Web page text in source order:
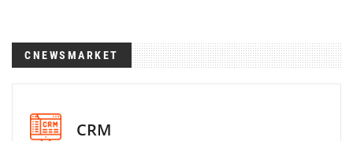
CNEWSMARKET
CRM